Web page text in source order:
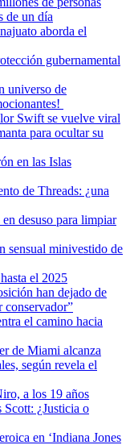
de un día
aborda el
gubernamental
universo de
Swift se vuelve viral
para ocultar su
en las Islas
de Threads: ¿una
desuso para limpiar
sensual minivestido de
el 2025
han dejado de
conservador”
el camino hacia
de Miami alcanza
según revela el
a los 19 años
Scott: ¿Justicia o
en ‘Indiana Jones